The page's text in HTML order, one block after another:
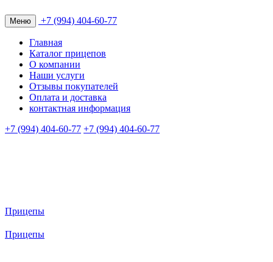
Меню +7 (994) 404-60-77
Главная
Каталог прицепов
О компании
Наши услуги
Отзывы покупателей
Оплата и доставка
контактная информация
+7 (994) 404-60-77 +7 (994) 404-60-77
Прицепы
Прицепы